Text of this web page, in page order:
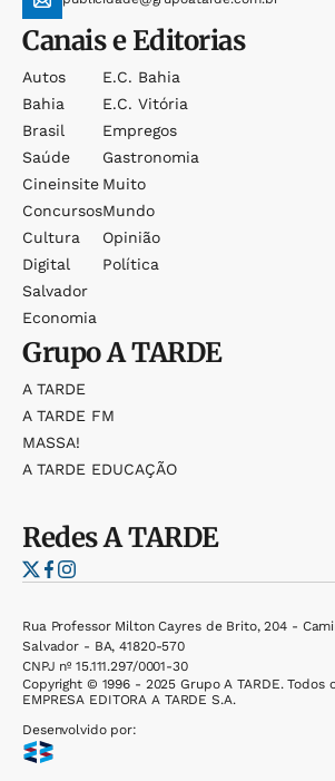
Canais e Editorias
Autos
Bahia
Brasil
Saúde
Cineinsite
Concursos
Cultura
Digital
Salvador
Economia
E.c. Bahia
E.c. Vitória
Empregos
Gastronomia
Muito
Mundo
Opinião
Política
GrupoA TARDE
A TARDE
A TARDE FM
MASSA!
A TARDE EDUCAÇÃO
RedesA TARDE
Rua Professor Milton Cayres de Brito, 204 -
Salvador - BA, 41820-570
CNPJ nº 15.111.297/0001-30
Copyright © 1996 - 2025 Grupo A TARDE. Todos
EMPRESA EDITORA A TARDE S.A.
Desenvolvido por: